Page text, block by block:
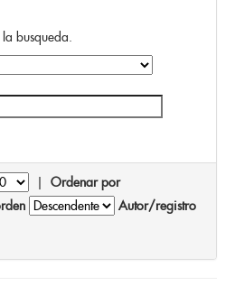
busqueda.
| Ordenar por
Autor/registro